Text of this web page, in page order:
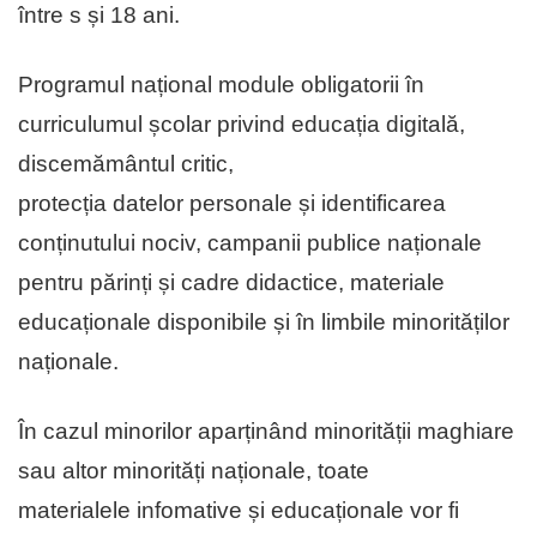
între s și 18 ani.
Programul național module obligatorii în
curriculumul școlar privind educația digitală,
discemământul critic,
protecția datelor personale și identificarea
conținutului nociv, campanii publice naționale
pentru părinți și cadre didactice, materiale
educaționale disponibile și în limbile minorităților
naționale.
În cazul minorilor aparținând minorității maghiare
sau altor minorități naționale, toate
materialele infomative și educaționale vor fi